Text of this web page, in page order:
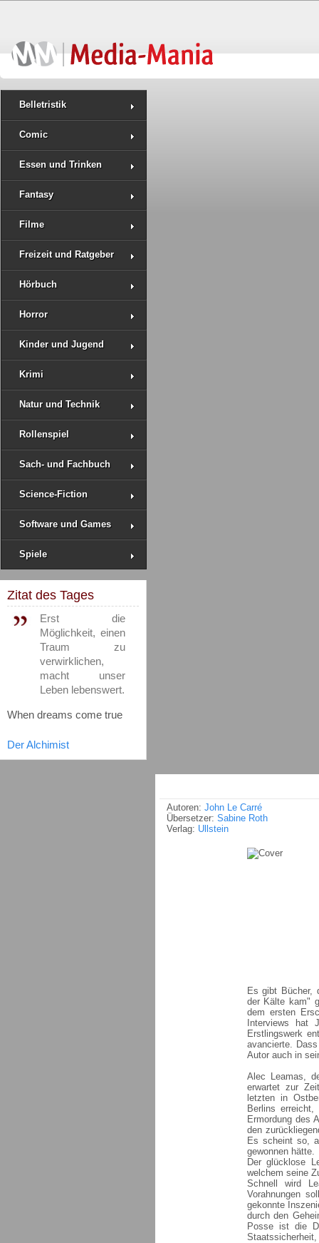
Belletristik
Comic
Essen und Trinken
Fantasy
Filme
Freizeit und Ratgeber
Hörbuch
Horror
Kinder und Jugend
Krimi
Natur und Technik
Rollenspiel
Sach- und Fachbuch
Science-Fiction
Software und Games
Spiele
Zitat des Tages
Erst die
Möglichkeit, einen
Traum zu
verwirklichen,
macht unser
Leben lebenswert.
When dreams come true
Der Alchimist
Autoren: John Le Carré
Übersetzer: Sabine Roth
Verlag: Ullstein
Es gibt Bücher,
der Kälte kam"
dem ersten
Interviews hat
Erstlingswerk
avancierte.
Autor auch in
Alec Leamas,
erwartet zur
letzten in
Berlins
Ermordung des
den
Es scheint so,
gewonnen hätte.
Der glücklose
welchem seine
Schnell wird
Vorahnungen
gekonnte
durch den
Posse ist die